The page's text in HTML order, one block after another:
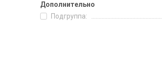
Дополнительно
Подгруппа: